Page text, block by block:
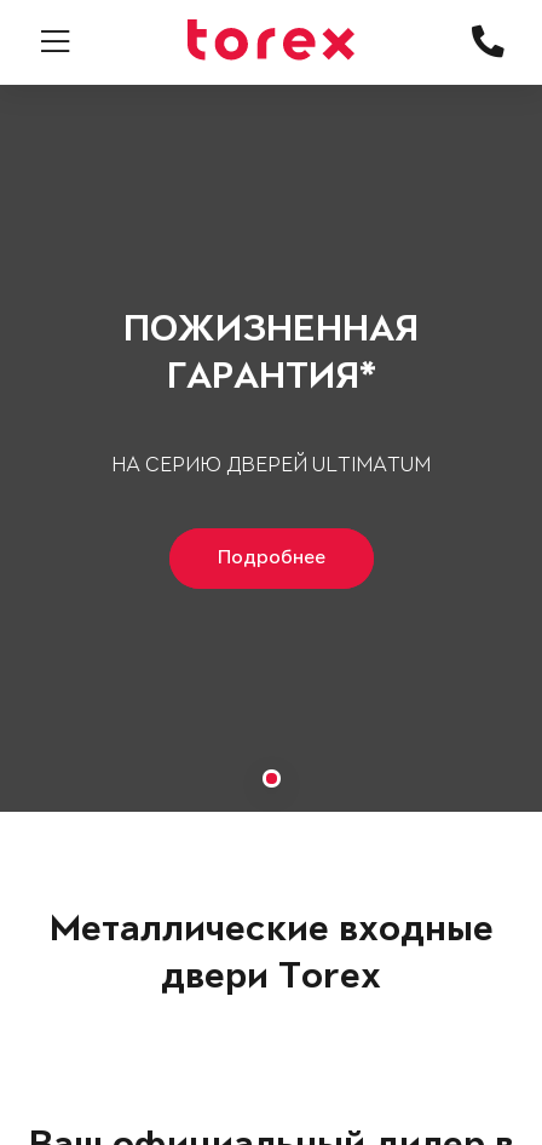
ПОЖИЗНЕННАЯ
ГАРАНТИЯ*
НА СЕРИЮ ДВЕРЕЙ ULTIMATUM
Подробнее
Металлические входные
двери Torex